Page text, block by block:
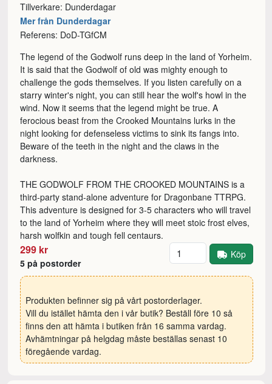
Tillverkare: Dunderdagar
Mer från Dunderdagar
Referens: DoD-TGfCM
The legend of the Godwolf runs deep in the land of Yorheim.
It is said that the Godwolf of old was mighty enough to
challenge the gods themselves. If you listen carefully on a
starry winter's night, you can still hear the wolf's howl in the
wind. Now it seems that the legend might be true. A
ferocious beast from the Crooked Mountains lurks in the
night looking for defenseless victims to sink its fangs into.
Beware of the teeth in the night and the claws in the
darkness.
THE GODWOLF FROM THE CROOKED MOUNTAINS is a
third-party stand-alone adventure for Dragonbane TTRPG.
This adventure is designed for 3-5 characters who will travel
to the land of Yorheim where they will meet stoic frost elves,
harsh wolfkin and tough fell centaurs.
299 kr
5 på postorder
Antal Köp
Produkten befinner sig på vårt postorderlager.
Vill du istället hämta den i vår butik? Beställ före 10 så
finns den att hämta i butiken från 16 samma vardag.
Avhämtningar på helgdag måste beställas senast 10
föregående vardag.